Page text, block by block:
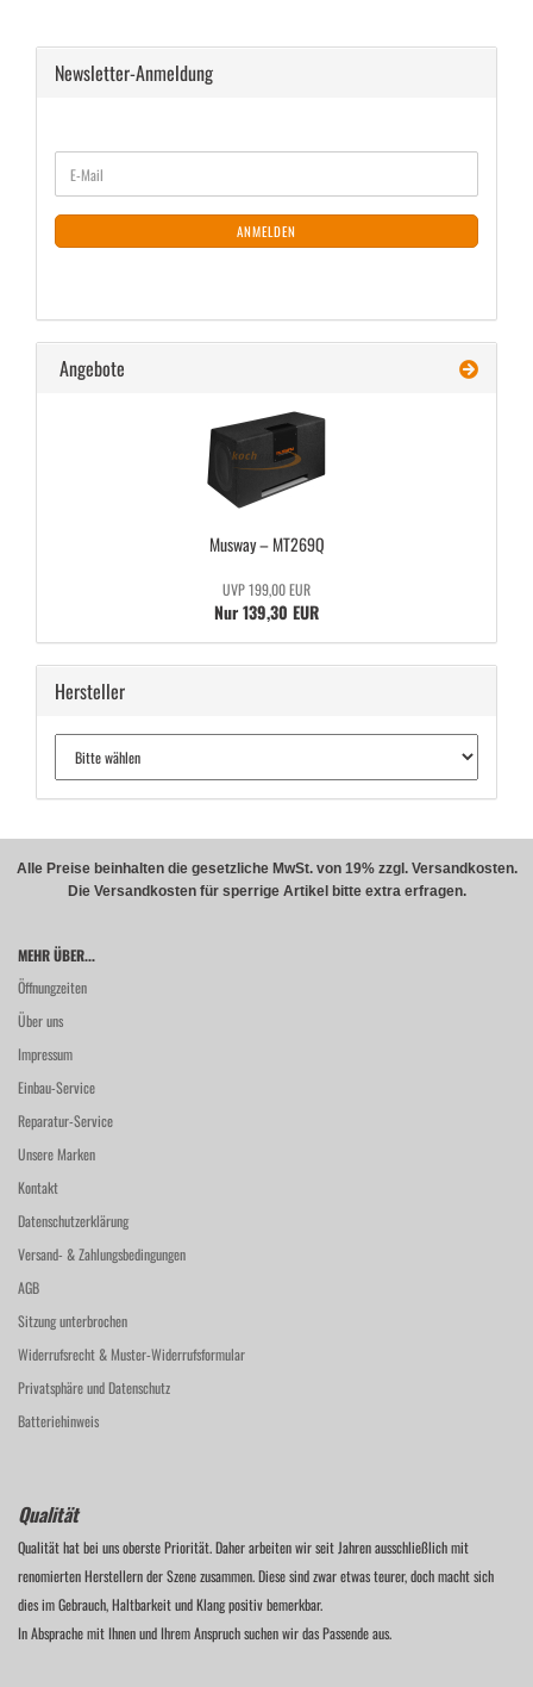
Newsletter-Anmeldung
ZUR
NEWSLETTER-
ANMELDUNG
E-
Mail
ANMELDEN
Angebote
Mus­way – MT269Q
UVP 199,00 EUR
Nur 139,30 EUR
Hersteller
Alle Preise beinhalten die gesetzliche MwSt. von 19% zzgl. Versandkosten.
Die Versandkosten für sperrige Artikel bitte extra erfragen.
MEHR ÜBER...
Öffnungzeiten
Über uns
Impressum
Einbau-Service
Reparatur-Service
Unsere Marken
Kontakt
Datenschutzerklärung
Versand- & Zahlungsbedingungen
AGB
Sitzung unterbrochen
Widerrufsrecht & Muster-Widerrufsformular
Privatsphäre und Datenschutz
Batteriehinweis
Qualität
Qualität hat bei uns oberste Priorität. Daher arbeiten wir seit Jahren ausschließlich mit
renomierten Herstellern der Szene zusammen. Diese sind zwar etwas teurer, doch macht sich
dies im Gebrauch, Haltbarkeit und Klang positiv bemerkbar.
In Absprache mit Ihnen und Ihrem Anspruch suchen wir das Passende aus.